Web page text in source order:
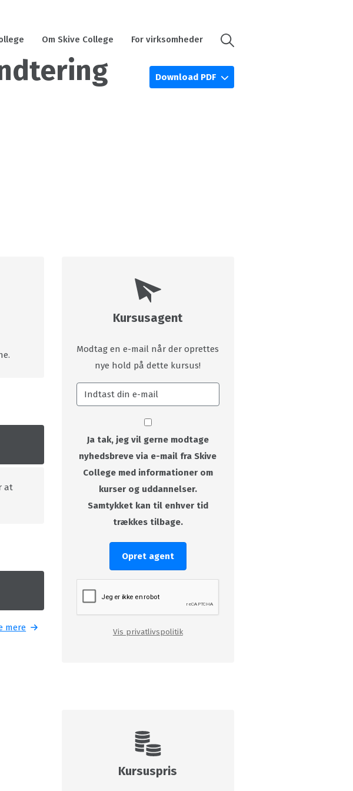
Om Skive College For virksomheder
Download PDF
at
mere
Kursusagent
Modtag en e-mail når der oprettes
nye hold på dette kursus!
Ja tak, jeg vil gerne modtage
nyhedsbreve via e-mail fra Skive
College med informationer om
kurser og uddannelser.
Samtykket kan til enhver tid
trækkes tilbage.
Opret agent
Vis privatlivspolitik
Kursuspris